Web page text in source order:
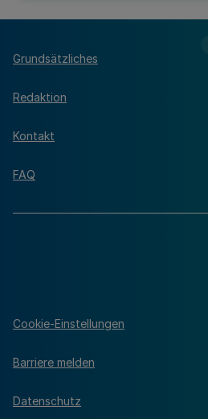
Grundsätzliches
Redaktion
Kontakt
FAQ
Cookie-Einstellungen
Barriere melden
Datenschutz